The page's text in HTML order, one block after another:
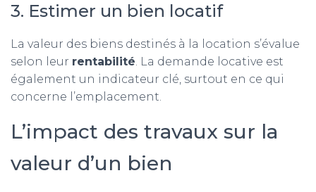
3. Estimer un bien locatif
La valeur des biens destinés à la location s’évalue
selon leur rentabilité. La demande locative est
également un indicateur clé, surtout en ce qui
concerne l’emplacement.
L’impact des travaux sur la
valeur d’un bien